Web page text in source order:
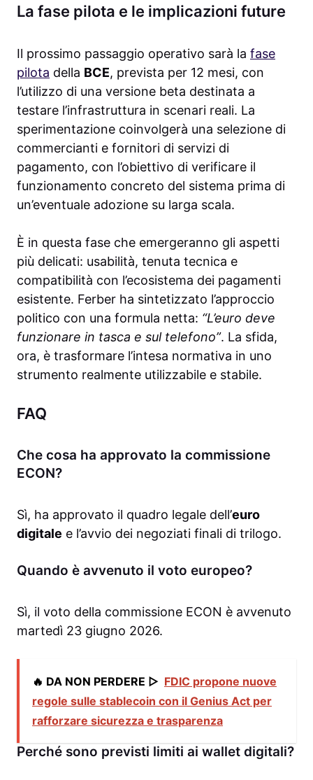
La fase pilota e le implicazioni future
Il prossimo passaggio operativo sarà la fase
pilota della BCE, prevista per 12 mesi, con
l’utilizzo di una versione beta destinata a
testare l’infrastruttura in scenari reali. La
sperimentazione coinvolgerà una selezione di
commercianti e fornitori di servizi di
pagamento, con l’obiettivo di verificare il
funzionamento concreto del sistema prima di
un’eventuale adozione su larga scala.
È in questa fase che emergeranno gli aspetti
più delicati: usabilità, tenuta tecnica e
compatibilità con l’ecosistema dei pagamenti
esistente. Ferber ha sintetizzato l’approccio
politico con una formula netta: “L’euro deve
funzionare in tasca e sul telefono”. La sfida,
ora, è trasformare l’intesa normativa in uno
strumento realmente utilizzabile e stabile.
FAQ
Che cosa ha approvato la commissione
ECON?
Sì, ha approvato il quadro legale dell’euro
digitale e l’avvio dei negoziati finali di trilogo.
Quando è avvenuto il voto europeo?
Sì, il voto della commissione ECON è avvenuto
martedì 23 giugno 2026.
🔥 DA NON PERDERE ▷ FDIC propone nuove
regole sulle stablecoin con il Genius Act per
rafforzare sicurezza e trasparenza
Perché sono previsti limiti ai wallet digitali?